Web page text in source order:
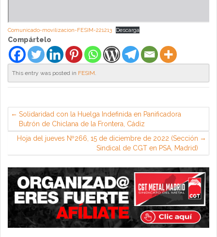
Comunicado-movilizacion-FESIM-221213 Descarga
Compártelo
This entry was posted in FESIM.
Solidaridad con la Huelga Indefinida en Panificadora
Butrón de Chiclana de la Frontera, Cádiz
Hoja del jueves Nº266, 15 de diciembre de 2022 (Sección
Sindical de CGT en PSA, Madrid)